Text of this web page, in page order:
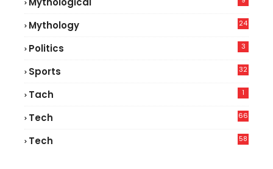
Mythology 24
Politics 3
Sports 32
Tach 1
Tech
66
Tech
58